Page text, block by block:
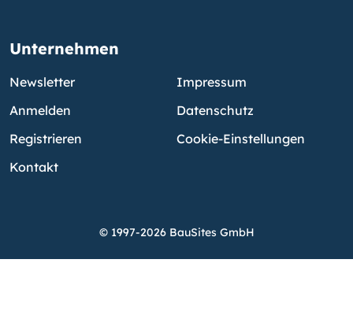
Unternehmen
Newsletter
Anmelden
Registrieren
Kontakt
Impressum
Datenschutz
Cookie-Einstellungen
© 1997-2026 BauSites GmbH